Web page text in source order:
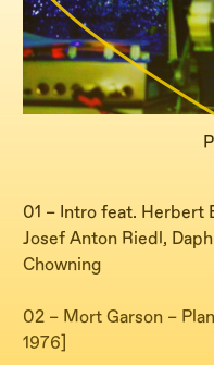
01 – Intro feat. Herbert
Josef Anton Riedl,
Chowning
02 – Mort Garson –
1976]